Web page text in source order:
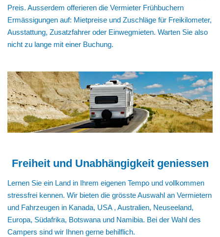
Preis. Ausserdem offerieren die Vermieter Frühbuchern
Ermässigungen auf: Mietpreise und Zuschläge für Freikilometer,
Ausstattung, Zusatzfahrer oder Einwegmieten. Warten Sie also
nicht zu lange mit einer Buchung.
Freiheit und Unabhängigkeit geniessen
Lernen Sie ein Land in Ihrem eigenen Tempo und vollkommen
stressfrei kennen. Wir bieten die grösste Auswahl an Vermietern
und Fahrzeugen in Kanada, USA , Australien, Neuseeland,
Europa, Südafrika, Botswana und Namibia. Bei der Wahl des
Campers sind wir Ihnen gerne behilflich.